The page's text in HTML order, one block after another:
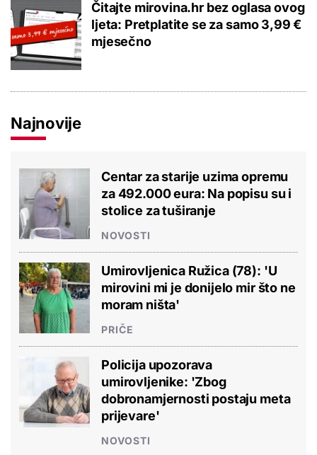
Čitajte mirovina.hr bez oglasa ovog
ljeta: Pretplatite se za samo 3,99 €
mjesečno
Najnovije
Centar za starije uzima opremu
za 492.000 eura: Na popisu su i
stolice za tuširanje
NOVOSTI
Umirovljenica Ružica (78): 'U
mirovini mi je donijelo mir što ne
moram ništa'
PRIČE
Policija upozorava
umirovljenike: 'Zbog
dobronamjernosti postaju meta
prijevare'
NOVOSTI